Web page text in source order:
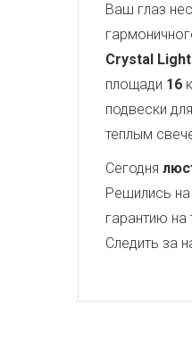
Ваш глаз
Crystal Light
площади 16
подвески
теплым
Сегодня
Решились
гарантию
Следить за